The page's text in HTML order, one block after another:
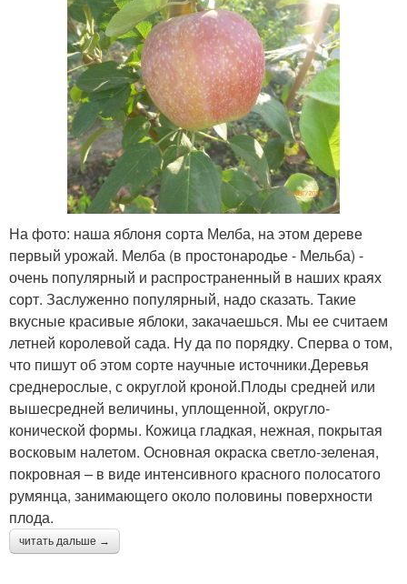
На фото: наша яблоня сорта Мелба, на этом дереве
первый урожай. Мелба (в простонародье - Мельба) -
очень популярный и распространенный в наших краях
сорт. Заслуженно популярный, надо сказать. Такие
вкусные красивые яблоки, закачаешься. Мы ее считаем
летней королевой сада. Ну да по порядку. Сперва о том,
что пишут об этом сорте научные источники.Деревья
среднерослые, с округлой кроной.Плоды средней или
вышесредней величины, уплощенной, округло-
конической формы. Кожица гладкая, нежная, покрытая
восковым налетом. Основная окраска светло-зеленая,
покровная – в виде интенсивного красного полосатого
румянца, занимающего около половины поверхности
плода.
читать дальше →